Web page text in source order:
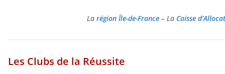
La région Île-de-France– La Caisse
Les Clubs de la Réussite